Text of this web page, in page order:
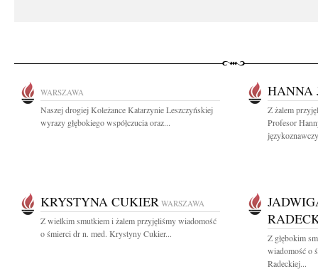
WARSZAWA
Naszej drogiej Koleżance Katarzynie Leszczyńskiej
wyrazy głębokiego współczucia oraz...
HANNA
Z żalem
Profesor
KRYSTYNA CUKIER WARSZAWA
Z wielkim smutkiem i żalem przyjęliśmy wiadomość
o śmierci dr n. med. Krystyny Cukier...
Z głębokim
wiadomość o
Radeckiej...